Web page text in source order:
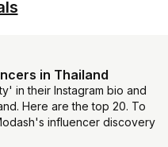
in Thailand
in their Instagram bio and
Here are the top 20. To
influencer discovery